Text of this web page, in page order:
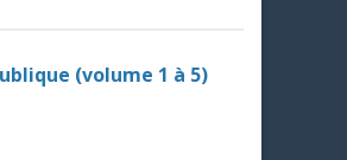
(volume 1 à 5)